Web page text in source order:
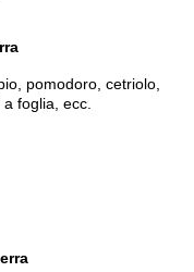
pomodoro, cetriolo,
foglia, ecc.